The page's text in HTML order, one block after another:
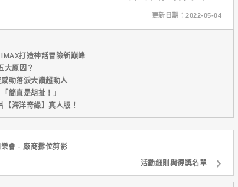
更新日期：2022-05-04
打造神話冒險新巔峰
大原因？
動落淚大讚超動人
簡直是胡扯！」
海洋奇緣】真人版！
樂會 - 廠商攤位剪影
活動細則與得獎名單